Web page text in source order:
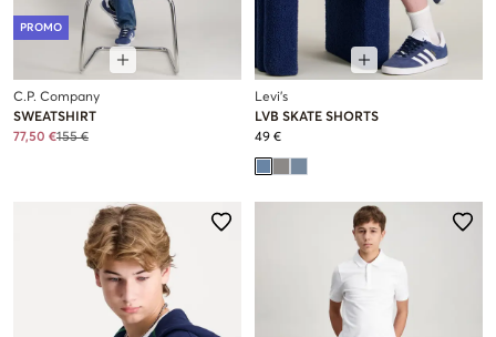
PROMO
C.P. Company
SWEATSHIRT
77,50 €155 €
Levi's
LVB SKATE SHORTS
49 €